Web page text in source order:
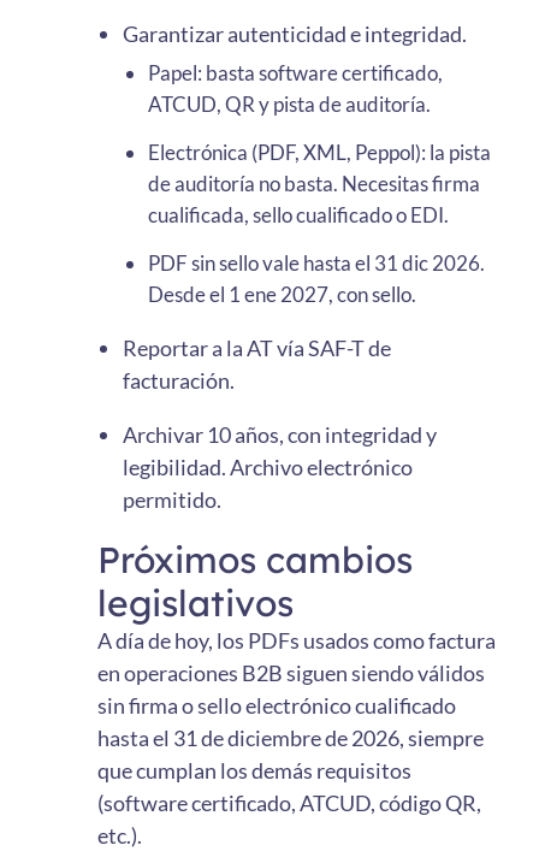
Garantizar autenticidad e integridad.
Papel: basta software certificado,
ATCUD, QR y pista de auditoría.
Electrónica (PDF, XML, Peppol): la pista
de auditoría no basta. Necesitas firma
cualificada, sello cualificado o EDI.
PDF sin sello vale hasta el 31 dic 2026.
Desde el 1 ene 2027, con sello.
Reportar a la AT vía SAF-T de
facturación.
Archivar 10 años, con integridad y
legibilidad. Archivo electrónico
permitido.
Próximos cambios
legislativos
A día de hoy, los PDFs usados como factura
en operaciones B2B siguen siendo válidos
sin firma o sello electrónico cualificado
hasta el 31 de diciembre de 2026, siempre
que cumplan los demás requisitos
(software certificado, ATCUD, código QR,
etc.).